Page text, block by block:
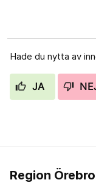
Hade du nytta av
JA
Region